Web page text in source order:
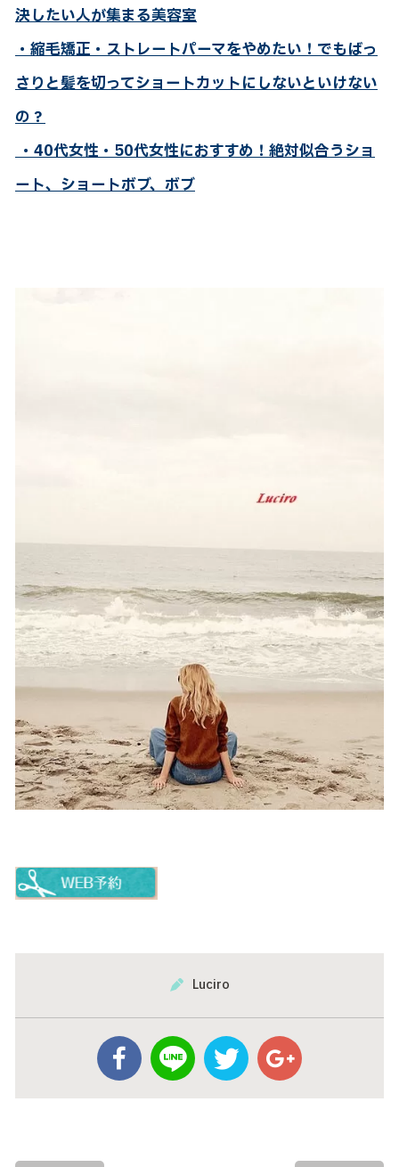
決したい人が集まる美容室
・縮毛矯正・ストレートパーマをやめたい！でもばっ
さりと髪を切ってショートカットにしないといけない
の？
・40代女性・50代女性におすすめ！絶対似合うショ
ート、ショートボブ、ボブ
Luciro